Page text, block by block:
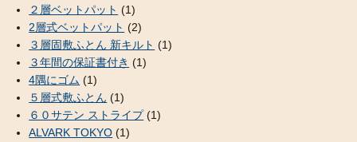
２層ベットパット (1)
2層式ベットパット (2)
３層固敷ふとん 新キルト (1)
３年間の保証書付き (1)
4隅にゴム (1)
５層式敷ふとん (1)
６０サテン ストライプ(1)
ALVARK TOKYO (1)